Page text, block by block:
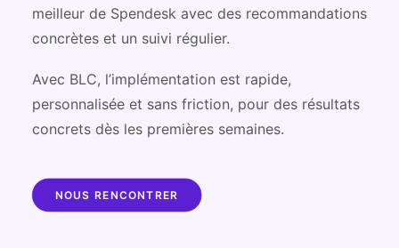
meilleur de Spendesk avec des recommandations
concrètes et un suivi régulier.
Avec BLC, l’implémentation est rapide,
personnalisée et sans friction, pour des résultats
concrets dès les premières semaines.
NOUS RENCONTRER